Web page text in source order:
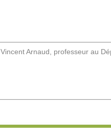
Vincent Arnaud, professeur au